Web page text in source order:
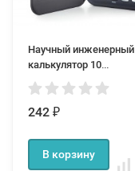
Научный инженерный
калькулятор 10
разрядный Kenko KK-
105B
242 ₽
В корзину